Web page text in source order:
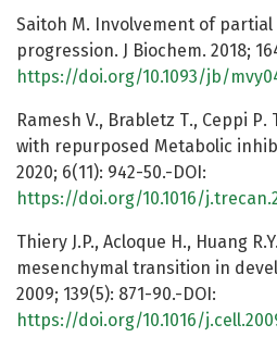
Saitoh M. Involvement of partial
progression. J Biochem. 2018;
https://doi.org/10.1093/jb/
Ramesh V., Brabletz Т., Ceppi
with repurposed Metabolic
2020; 6(11): 942-50.-DOI:
https://doi.org/10.1016/
Thiery J.P., Acloque H., Huang
mesenchymal transition in
2009; 139(5): 871-90.-DOI:
https://doi.org/10.1016/